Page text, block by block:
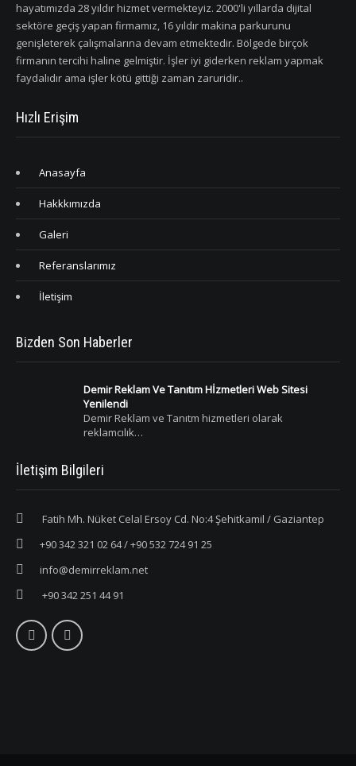
hayatımızda 28 yıldır hizmet vermekteyiz. 2000'li yıllarda dijital
sektöre geçiş yapan firmamız, 16 yıldır makina parkurunu
genişleterek çalışmalarına devam etmektedir. Bölgede birçok
firmanın tercihi haline gelmiştir. İşler iyi giderken reklam yapmak
faydalıdır ama işler kötü gittiği zaman zaruridir..
Hızlı Erişim
Anasayfa
Hakkkımızda
Galeri
Referanslarımız
İletişim
Bizden Son Haberler
Demir Reklam Ve Tanıtım Hİzmetleri Web Sitesi
Yenilendi
Demir Reklam ve Tanıtm hizmetleri olarak
reklamcılık…
İletişim Bilgileri
Fatih Mh. Nüket Celal Ersoy Cd. No:4 Şehitkamil / Gaziantep
+90 342 321 02 64 / +90 532 724 91 25
info@demirreklam.net
+90 342 251 44 91